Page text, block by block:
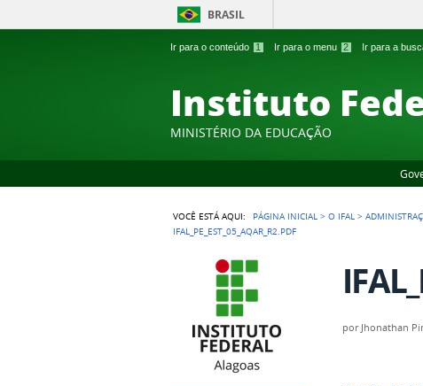
Ir para o conteúdo 1 Ir para o menu 2 Ir para a
BRASIL
Instituto
MINISTÉRIO DA EDUCAÇÃO
VOCÊ ESTÁ AQUI: PÁGINA INICIAL >O IFAL >
IFAL_PE_EST_05_AQAR_R2.PDF
por Jhonathan